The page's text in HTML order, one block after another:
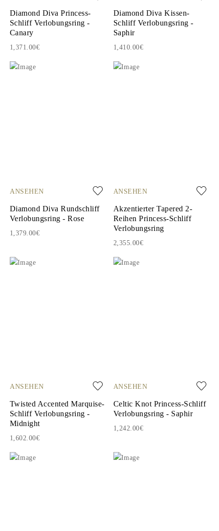
Diamond Diva Princess-
Schliff Verlobungsring -
Canary
1,371.00€
Diamond Diva Kissen-
Schliff Verlobungsring -
Saphir
1,410.00€
ANSEHEN
Diamond Diva Rundschliff
Verlobungsring - Rose
1,379.00€
ANSEHEN
Akzentierter Tapered 2-
Reihen Princess-Schliff
Verlobungsring
2,355.00€
ANSEHEN
Twisted Accented Marquise-
Schliff Verlobungsring -
Midnight
1,602.00€
ANSEHEN
Celtic Knot Princess-Schliff
Verlobungsring - Saphir
1,242.00€